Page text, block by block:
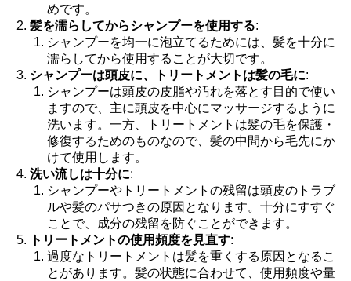
めです。
髪を濡らしてからシャンプーを使用する:
シャンプーを均一に泡立てるためには、髪を十分に
濡らしてから使用することが大切です。
シャンプーは頭皮に、トリートメントは髪の毛に:
シャンプーは頭皮の皮脂や汚れを落とす目的で使い
ますので、主に頭皮を中心にマッサージするように
洗います。一方、トリートメントは髪の毛を保護・
修復するためのものなので、髪の中間から毛先にか
けて使用します。
洗い流しは十分に:
シャンプーやトリートメントの残留は頭皮のトラブ
ルや髪のパサつきの原因となります。十分にすすぐ
ことで、成分の残留を防ぐことができます。
トリートメントの使用頻度を見直す:
過度なトリートメントは髪を重くする原因となるこ
とがあります。髪の状態に合わせて、使用頻度や量